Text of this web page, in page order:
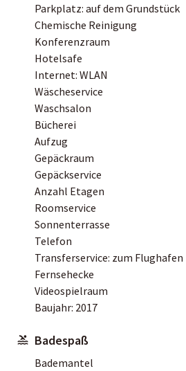
Parkplatz: auf dem Grundstück
Chemische Reinigung
Konferenzraum
Hotelsafe
Internet: WLAN
Wäscheservice
Waschsalon
Bücherei
Aufzug
Gepäckraum
Gepäckservice
Anzahl Etagen
Roomservice
Sonnenterrasse
Telefon
Transferservice: zum Flughafen
Fernsehecke
Videospielraum
Baujahr: 2017
Badespaß
Bademantel